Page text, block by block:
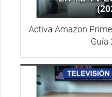
Activa Amazon
Guía